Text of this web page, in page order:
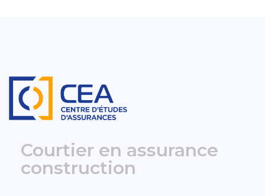
Courtier en assurance
construction